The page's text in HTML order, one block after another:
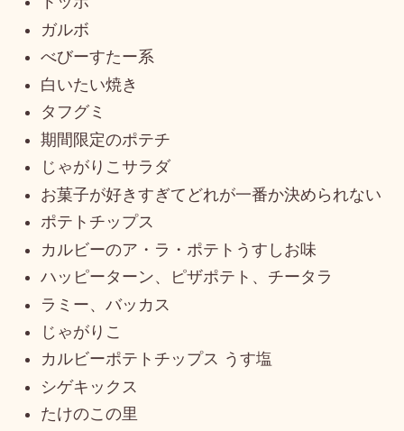
ガルボ
べびーすたー系
白いたい焼き
タフグミ
期間限定のポテチ
じゃがりこサラダ
お菓子が好きすぎてどれが一番か決められない
ポテトチップス
カルビーのア・ラ・ポテトうすしお味
ハッピーターン、ピザポテト、チータラ
ラミー、バッカス
じゃがりこ
カルビーポテトチップス うす塩
シゲキックス
たけのこの里